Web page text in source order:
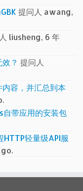
提问人 awang,
liusheng, 6 年
？ 提问人
容，并汇总到本
带应用的安装包
轻量级API服